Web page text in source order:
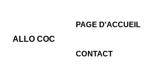
ALLO COC
PAGE D'ACCUEIL
CONTACT